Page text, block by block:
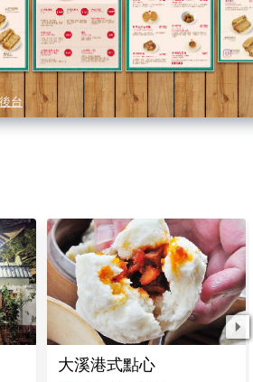
台
大溪港式點心